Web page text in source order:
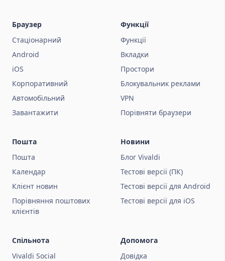
Браузер
Стаціонарний
Android
iOS
Корпоративний
Автомобільний
Завантажити
Функції
Функції
Вкладки
Простори
Блокувальник реклами
VPN
Порівняти браузери
Пошта
Пошта
Календар
Клієнт новин
Порівняння поштових
клієнтів
Новини
Блог Vivaldi
Тестові версії (ПК)
Тестові версії для Android
Тестові версії для iOS
Спільнота
Vivaldi Social
Допомога
Довідка